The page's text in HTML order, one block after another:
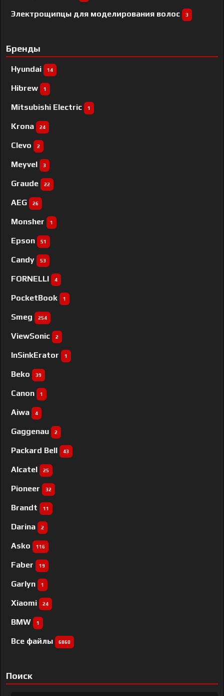
Электрощипцы для моделирования волос 3
Бренды
Hyundai 14
Hibrew 1
Mitsubishi Electric 1
Krona 24
Clevo 2
Meyvel 3
Graude 22
AEG 26
Monsher 1
Epson 51
Candy 53
FORNELLI 4
PocketBook 1
Smeg 254
ViewSonic 2
InSinkErator 1
Beko 39
Canon 1
Aiwa 4
Gaggenau 2
Packard Bell 43
Alcatel 25
Pioneer 32
Brandt 11
Darina 2
Asko 116
Faber 19
Garlyn 1
Xiaomi 24
BMW 1
Все файлы 6860
Поиск